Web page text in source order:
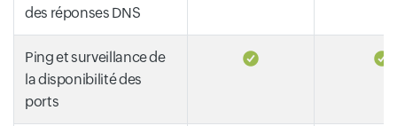
des réponses DNS
Ping et surveillance de
la disponibilité des
ports